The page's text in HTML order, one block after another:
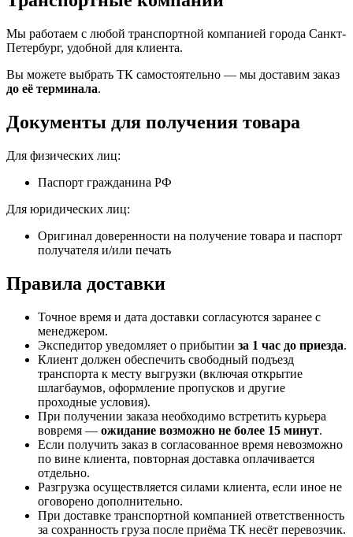
Мы работаем с любой транспортной компанией города Санкт-
Петербург, удобной для клиента.
Вы можете выбрать ТК самостоятельно — мы доставим заказ
до её терминала.
Документы для получения товара
Для физических лиц:
Паспорт гражданина РФ
Для юридических лиц:
Оригинал доверенности на получение товара и паспорт
получателя и/или печать
Правила доставки
Точное время и дата доставки согласуются заранее с
менеджером.
Экспедитор уведомляет о прибытии за 1 час до приезда.
Клиент должен обеспечить свободный подъезд
транспорта к месту выгрузки (включая открытие
шлагбаумов, оформление пропусков и другие
проходные условия).
При получении заказа необходимо встретить курьера
вовремя — ожидание возможно не более 15 минут.
Если получить заказ в согласованное время невозможно
по вине клиента, повторная доставка оплачивается
отдельно.
Разгрузка осуществляется силами клиента, если иное не
оговорено дополнительно.
При доставке транспортной компанией ответственность
за сохранность груза после приёма ТК несёт перевозчик.